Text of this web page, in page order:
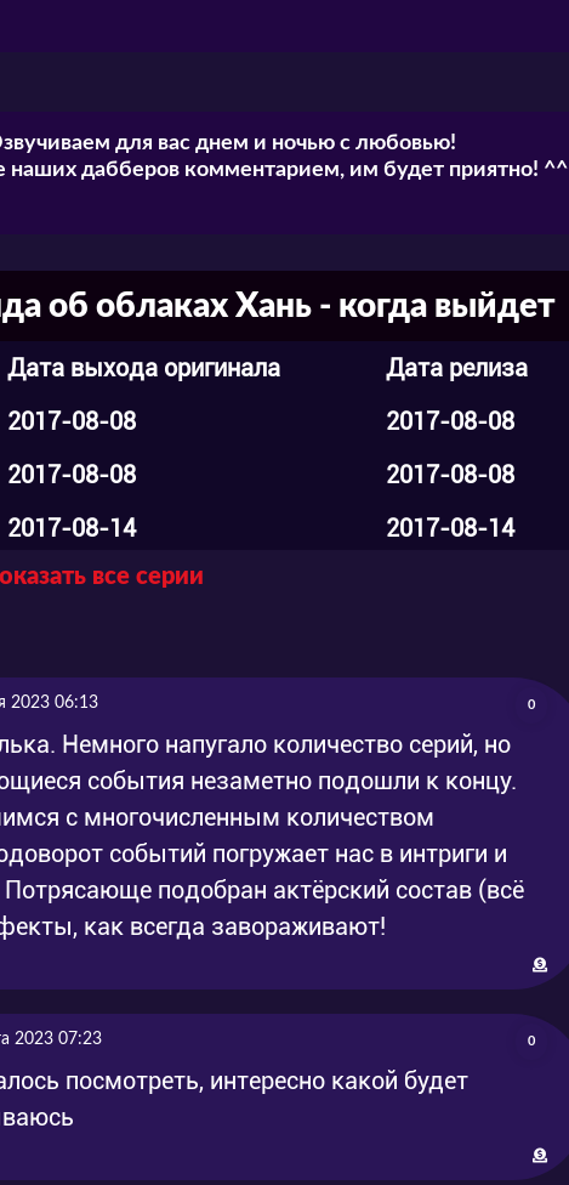
Сюань Юаня: Легенда об облаках Хань” вы
вам приятное качество изображения,
впечатления от просмотра.
и одними из первых наслаждаться показом
свои комментарии под видео.
для вас днем и ночью с любовью!
наших дабберов комментарием, им будет приятно! ^^
об облаках Хань - когда выйдет
Дата выхода оригинала
Дата релиза
2017-08-08
2017-08-08
2017-08-08
2017-08-08
2017-08-14
2017-08-14
2017-08-14
2017-08-15
2017-08-21
2017-08-21
2017-08-21
2017-08-21
2017-08-22
2017-08-22
2017-08-22
2017-08-22
2017-08-28
2017-08-28
2017-08-29
2017-08-29
все серии
2023 06:13 0
Немного напугало количество серий, но
события незаметно подошли к концу.
с многочисленным количеством
событий погружает нас в интриги и
подобран актёрский состав (всё
как всегда завораживают!
2023 07:23 0
посмотреть, интересно какой будет